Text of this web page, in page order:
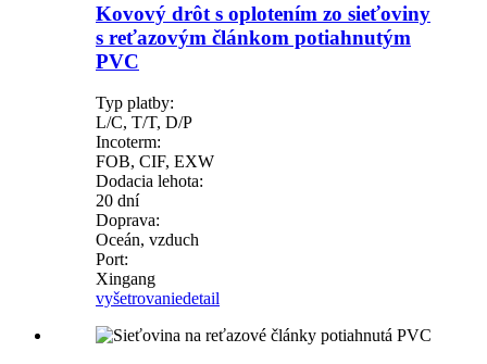
Kovový drôt s oplotením zo sieťoviny
s reťazovým článkom potiahnutým
PVC
Typ platby:
L/C, T/T, D/P
Incoterm:
FOB, CIF, EXW
Dodacia lehota:
20 dní
Doprava:
Oceán, vzduch
Port:
Xingang
vyšetrovaniedetail